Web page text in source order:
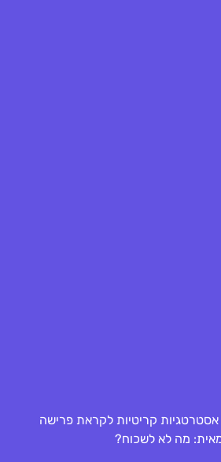
אסטרטגיות קריטיות לקראת פרישה
מה לא לשכוח?